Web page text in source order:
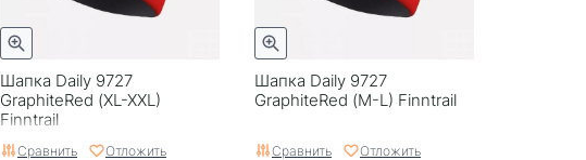
Шапка Daily 9727
GraphiteRed (XL-XXL)
Finntrail
Сравнить Отложить
Шапка Daily 9727
GraphiteRed (M-L) Finntrail
Сравнить Отложить